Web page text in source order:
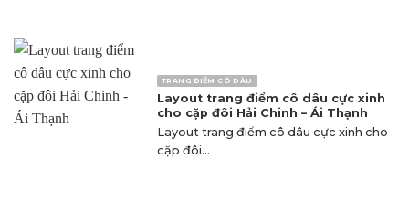
TRANG ĐIỂM CÔ DÂU
Layout trang điểm cô dâu cực xinh
cho cặp đôi Hải Chinh – Ái Thạnh
Layout trang điểm cô dâu cực xinh cho
cặp đôi...